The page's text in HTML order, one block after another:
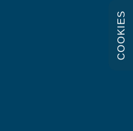
COOKIES